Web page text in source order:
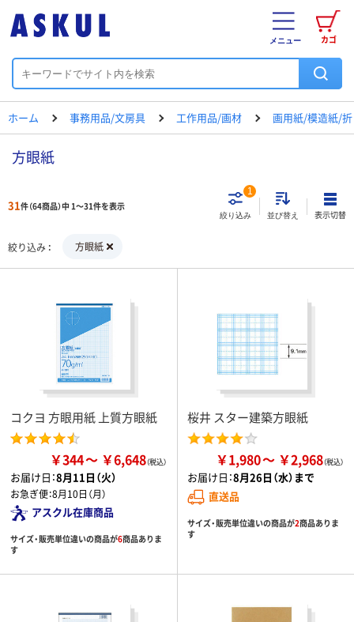
カゴ
メニュー
ホーム 事務用品/文房具 工作用品/画材 画用紙/模造紙/
方眼紙
31件（64商品）中 1～31件を表示
絞り込み
1
並び替え 表示切替
絞り込み 方眼紙
コクヨ 方眼用紙 上質方眼紙
￥344 ￥6,648
お届け日：8月11日（火）
お急ぎ便：8月10日（月）
アスクル在庫商品
サイズ・販売単位違いの商品が6商品ありま
す
桜井 スター建築方眼紙
￥1,980 ￥2,968
お届け日：8月26日（水）まで
直送品
サイズ・販売単位違いの商品が2商品ありま
す